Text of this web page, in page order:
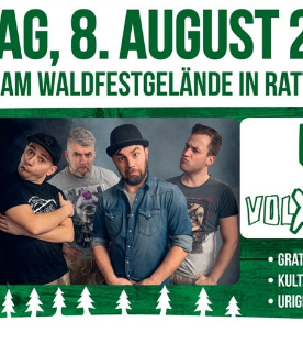
soll durch das noch ausstehende
konkrete Sachverhalt weiterhin
Nächster Artikel
oder längst überflüssig? – Am Sonntag
wird wieder an der Uhr gedreht